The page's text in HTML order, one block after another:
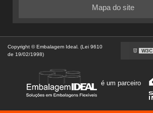
Mapa do site
Copyright © Embalagem Ideal. (Lei 9610
de 19/02/1998)
W3C
é um parceiro